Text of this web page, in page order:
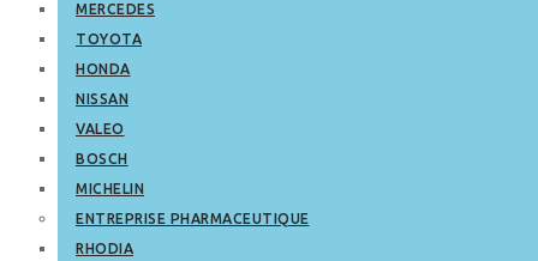
MERCEDES
TOYOTA
HONDA
NISSAN
VALEO
BOSCH
MICHELIN
ENTREPRISE PHARMACEUTIQUE
RHODIA